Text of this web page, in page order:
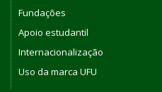
Fundações
Apoio estudantil
Internacionalização
Uso da marca UFU